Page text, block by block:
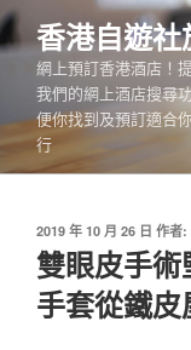
跳
至
內
香港自遊社
網上預訂香港酒店！
我們的網上酒店搜尋
便你找到及預訂適合
行
發
佈
於
2019 年 10 月 26 日 作者:
雙眼皮手
手套從鐵皮